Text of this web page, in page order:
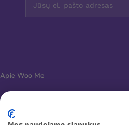
Apie Woo Me
Klientų aptarnavimas